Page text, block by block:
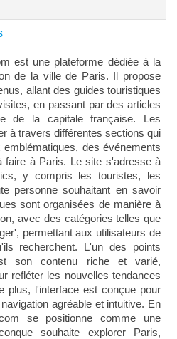
est une plateforme dédiée à la
de la ville de Paris. Il propose
allant des guides touristiques
en passant par des articles
de la capitale française. Les
à travers différentes sections qui
des événements
faire à Paris. Le site s'adresse à
y compris les touristes, les
personne souhaitant en savoir
sont organisées de manière à
avec des catégories telles que
permettant aux utilisateurs de
recherchent. L'un des points
son contenu riche et varié,
refléter les nouvelles tendances
plus, l'interface est conçue pour
agréable et intuitive. En
se positionne comme une
souhaite explorer Paris,